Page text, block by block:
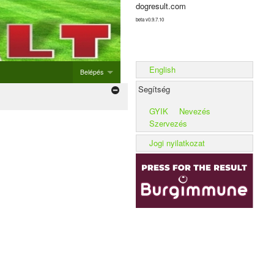
dogresult.com
beta v0.9.7.10
Belépés
Új rendezvény hozzáadása
English
Segítség
GYIK
Nevezés
Szervezés
Jogi nyilatkozat